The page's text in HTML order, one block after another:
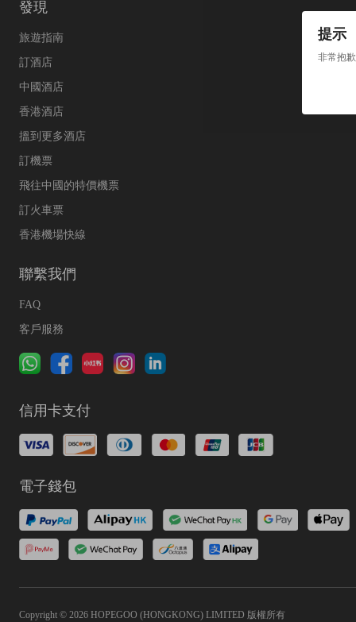
提示
非常抱
發現
旅遊指南
訂酒店
中國酒店
香港酒店
搵到更多酒店
訂機票
飛往中國的特價機票
訂火車票
香港機場快線
聯繫我們
FAQ
客戶服務
信用卡支付
電子錢包
Copyright © 2026 HOPEGOO (HONGKONG) LIMITED 版權所有